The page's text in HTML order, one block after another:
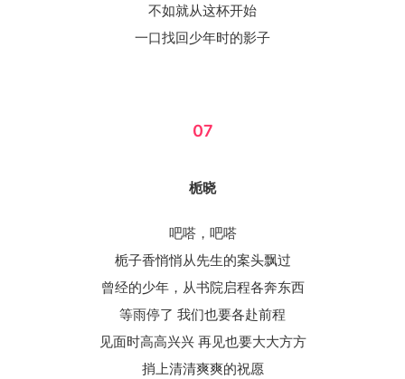
不如就从这杯开始
一口找回少年时的影子
07
栀晓
吧嗒，吧嗒
栀子香悄悄从先生的案头飘过
曾经的少年，从书院启程各奔东西
等雨停了 我们也要各赴前程
见面时高高兴兴 再见也要大大方方
捎上清清爽爽的祝愿